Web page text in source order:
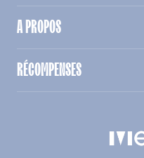
A PROPOS
RÉCOMPENSES